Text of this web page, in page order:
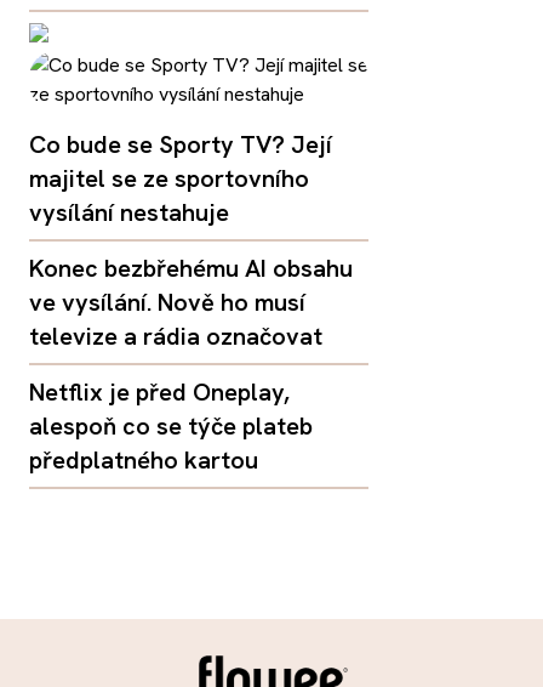
Co bude se Sporty TV? Její
majitel se ze sportovního
vysílání nestahuje
Konec bezbřehému AI obsahu
ve vysílání. Nově ho musí
televize a rádia označovat
Netflix je před Oneplay,
alespoň co se týče plateb
předplatného kartou